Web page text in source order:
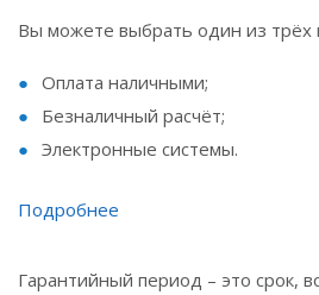
Вы можете выбрать один из трёх
Оплата наличными;
Безналичный расчёт;
Электронные системы.
Подробнее
Гарантийный период – это срок,